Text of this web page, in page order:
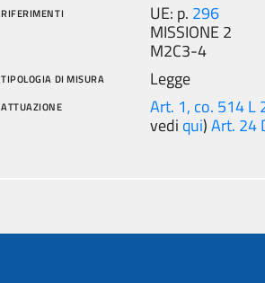
RIFERIMENTI UE: p. 296
MISSIONE 2
M2C3-4
TIPOLOGIA DI MISURA Legge
ATTUAZIONE Art. 1, co. 514 L
vedi qui)Art. 24